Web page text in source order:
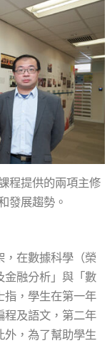
程提供的兩項主修
發展趨勢。
，在數據科學（榮
金融分析」與「數
指，學生在第一年
程及語文，第二年
外，為了幫助學生